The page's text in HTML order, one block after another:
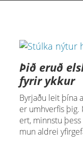
Þið eruð
fyrir ykkur
Byrjaðu leit þína
er umhverfis þig.
ert, minnstu
mun aldrei